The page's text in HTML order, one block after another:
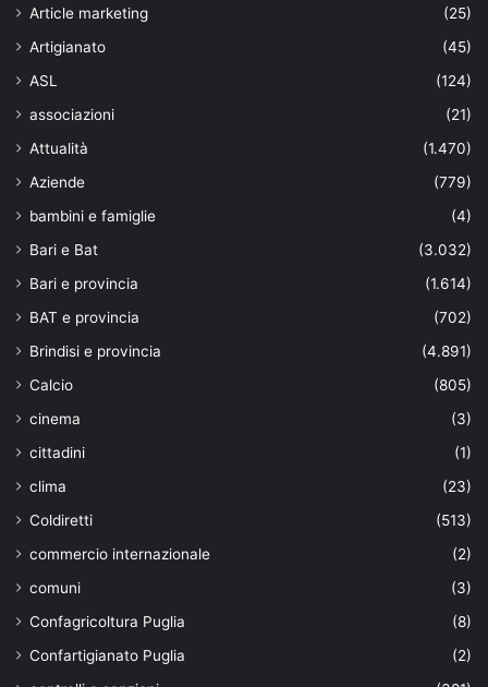
Article marketing
(25)
Artigianato
(45)
ASL
(124)
associazioni
(21)
Attualità
(1.470)
Aziende
(779)
bambini e famiglie
(4)
Bari e Bat
(3.032)
Bari e provincia
(1.614)
BAT e provincia
(702)
Brindisi e provincia
(4.891)
Calcio
(805)
cinema
(3)
cittadini
(1)
clima
(23)
Coldiretti
(513)
commercio internazionale
(2)
comuni
(3)
Confagricoltura Puglia
(8)
Confartigianato Puglia
(2)